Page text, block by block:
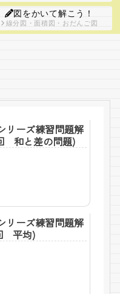
図をかいて解こう！
線分図・面積図・おだんご図
リーズ練習問題解
和と差の問題)
リーズ練習問題解
平均)